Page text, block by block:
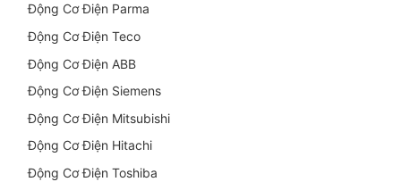
Động Cơ Điện Parma
Động Cơ Điện Teco
Động Cơ Điện ABB
Động Cơ Điện Siemens
Động Cơ Điện Mitsubishi
Động Cơ Điện Hitachi
Động Cơ Điện Toshiba